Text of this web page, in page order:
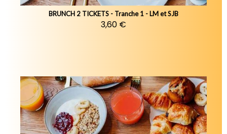
BRUNCH 2 TICKETS - Tranche 1 - LM et SJB
3,60 €